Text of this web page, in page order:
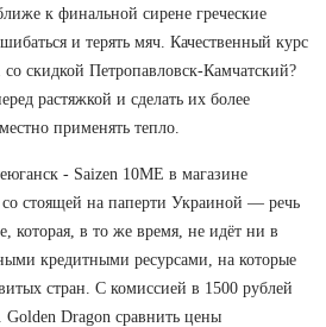
к финальной сирене греческие
и терять мяч. Качественный курс
скидкой Петропавловск-Камчатский?
растяжкой и сделать их более
применять тепло.
- Saizen 10ME в магазине
со стоящей на паперти Украиной — речь
которая, в то же время, не идёт ни в
кредитными ресурсами, на которые
стран. С комиссией в 1500 рублей
Golden Dragon сравнить цены